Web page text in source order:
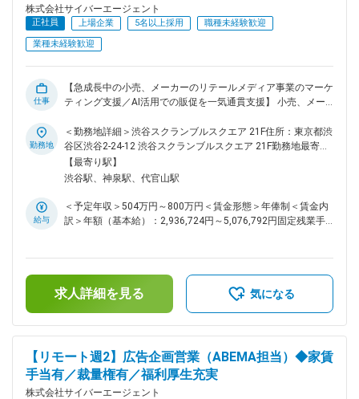
ェクト推進・クライアント戦略を主導する立場になりやすく、
行動や成果を評価し、抜擢する文化で、20代後半でマネージ
ャー昇進するケースも多数ございます。 クライアントの事業
成長を支援する戦略提案型営業であり、デジタル広告・SNS運
ジが推奨される社風でもあります。 スピード感のある抜擢や
高い裁量のある環境で、デジタル領域を中心とした市場価値の
ております。 ■教育体制 入社後WEB広告基礎の研修や日々の
業務ではひとりにトレーナーがつき、手厚いサポートを行いま
す。 変更の範囲：会社の定める業務
株式会社サイバーエージェント
正社員 上場企業 5名以上採用
職種未経験歓迎
業種未経験歓迎
仕事
【急成長中の小売、メーカーのリテールメディア事業のマーケ
ティング支援／AI活用での販促を一気通貫支援】 小売、メー
その活用に悩まれている企業様も多く、当社のマーケティング
支援実績、AI活用を通じて、業界の成長を支援しているポジシ
ョンです。 ■業務概要 当社インターネット広告事業本部に
て、大手消費財・化粧品・家電メーカー等に向け、リテールメ
売企業のID-POSデータや最先端AIツールを駆使し、戦略設計か
ら施策実行・効果検証まで一連の提案業務を担当。メーカーと
存半々） ・小売企業のID-POSデータ分析によるターゲティン
グ設計や戦略立案 ・施策の企画、クリエイティブ提案、資料
作成、プレゼンテーション ・施策実行後の進行管理および効
果検証（PDCA推進） ・小売・メーカー双方との関係構築・折
https://diamond-rm.net/promotion/pr/474083/ リテールメデ
ィア広告、データドリブンマーケティング、AI活用型販促支援
など幅広いご支援を行っております。 ■クライアント先 ・大
手消費財メーカーや大手化粧品メーカー、外資系家電メーカ
ー、大手総合家電メーカーなど ■業務の魅力 ・最新のAI技術を
勤務地
＜勤務地詳細＞渋谷スクランブルスクエア 21F住所：東京都渋
谷区渋谷2-24-12 渋谷スクランブルスクエア 21F勤務地最寄
駅：JR各線／渋谷駅受動喫煙対策：屋内全面禁煙変更の範
囲：会社の定める事業所（リモートワーク含む）
【最寄り駅】
渋谷駅、神泉駅、代官山駅
給与
＜予定年収＞504万円～800万円＜賃金形態＞年俸制＜賃金内
訳＞年額（基本給）：2,936,724円～5,076,792円固定残業手
有無＞有＜残業手当＞有＜給与補足＞年収には通常残業手当
80時間分が含まれています。・月間インセンティブ・査定：
年2回※年収上限以上に関しては別途検討可能賃金はあくまで
す。月給(月額)は固定手当を含めた表記です。
求人詳細を見る 気になる
【リモート週2】広告企画営業（ABEMA担当）◆家賃
手当有／裁量権有／福利厚生充実
株式会社サイバーエージェント